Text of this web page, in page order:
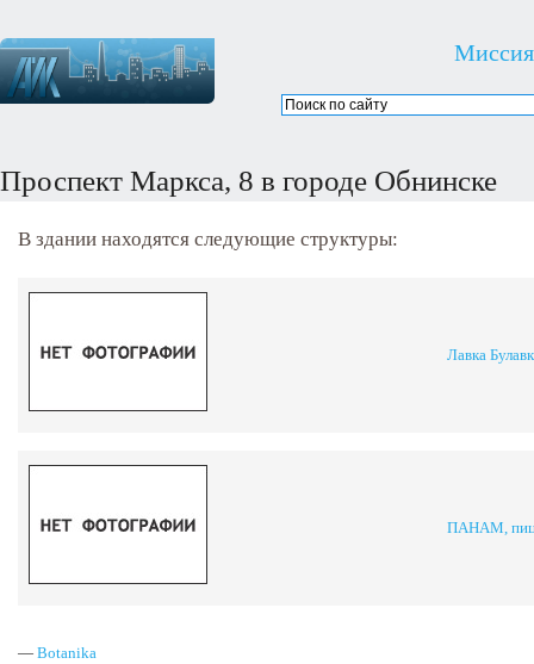
Миссия
Проспект Маркса, 8 в городе Обнинске
В здании находятся следующие структуры:
Лавка
ПАНАМ,
— Botanika